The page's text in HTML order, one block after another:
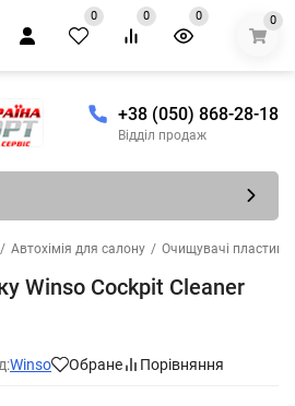
0 0 0 0
+38 (050) 868-28-18
Відділ продаж
/ Автохімія для салону / Очищувачі пластика,
Winso Cockpit Cleaner
Winso Обране Порівняння